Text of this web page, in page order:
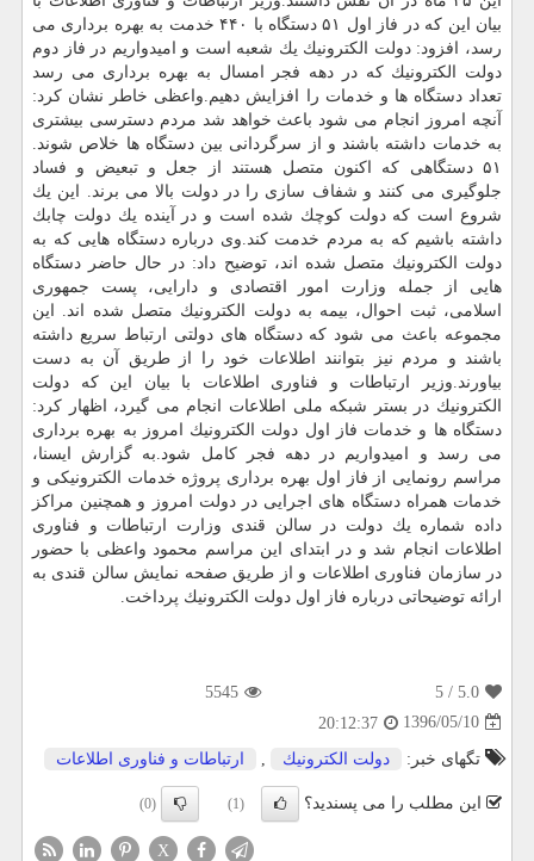
بیان این كه در فاز اول ۵۱ دستگاه با ۴۴۰ خدمت به بهره برداری می
رسد، افزود: دولت الكترونیك یك شعبه است و امیدواریم در فاز دوم
دولت الكترونیك كه در دهه فجر امسال به بهره برداری می رسد
تعداد دستگاه ها و خدمات را افزایش دهیم.واعظی خاطر نشان كرد:
آنچه امروز انجام می شود باعث خواهد شد مردم دسترسی بیشتری
به خدمات داشته باشند و از سرگردانی بین دستگاه ها خلاص شوند.
۵۱ دستگاهی كه اكنون متصل هستند از جعل و تبعیض و فساد
جلوگیری می كنند و شفاف سازی را در دولت بالا می برند. این یك
شروع است كه دولت كوچك شده است و در آینده یك دولت چابك
داشته باشیم كه به مردم خدمت كند.وی درباره دستگاه هایی كه به
دولت الكترونیك متصل شده اند، توضیح داد: در حال حاضر دستگاه
هایی از جمله وزارت امور اقتصادی و دارایی، پست جمهوری
اسلامی، ثبت احوال، بیمه به دولت الكترونیك متصل شده اند. این
مجموعه باعث می شود كه دستگاه های دولتی ارتباط سریع داشته
باشند و مردم نیز بتوانند اطلاعات خود را از طریق آن به دست
بیاورند.وزیر ارتباطات و فناوری اطلاعات با بیان این كه دولت
الكترونیك در بستر شبكه ملی اطلاعات انجام می گیرد، اظهار كرد:
دستگاه ها و خدمات فاز اول دولت الكترونیك امروز به بهره برداری
می رسد و امیدواریم در دهه فجر كامل شود.به گزارش ایسنا،
مراسم رونمایی از فاز اول بهره برداری پروژه خدمات الكترونیكی و
خدمات همراه دستگاه های اجرایی در دولت امروز و همچنین مراكز
داده شماره یك دولت در سالن قندی وزارت ارتباطات و فناوری
اطلاعات انجام شد و در ابتدای این مراسم محمود واعظی با حضور
در سازمان فناوری اطلاعات و از طریق صفحه نمایش سالن قندی به
ارائه توضیحاتی درباره فاز اول دولت الكترونیك پرداخت.
5.0
/ 5
5545
1396/05/10
20:12:37
تگهای خبر:
دولت الكترونیك , ارتباطات و فناوری اطلاعات
این مطلب را می پسندید؟ (1)
(0)
X